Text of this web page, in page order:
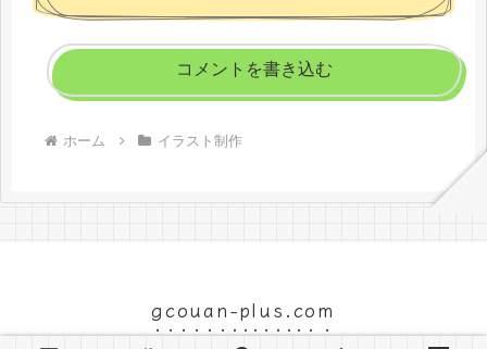
コメントを書き込む
ホーム イラスト制作
gcouan-plus.com